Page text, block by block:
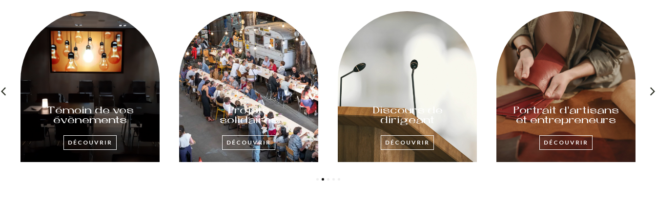
Témoin de vos
évènements
DÉCOUVRIR
Projets
solidaires
DÉCOUVRIR
Discours de
dirigeant
DÉCOUVRIR
Portrait d’artisans
et entrepreneurs
DÉCOUVRIR